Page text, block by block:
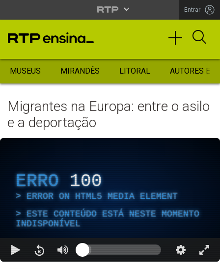
Entrar
MUSEUS MIRANDÊS LITORAL AUTORES
Migrantes na Europa: entre o asilo
e a deportação
ERRO 100
ERROR ON HTML5 MEDIA ELEMENT
ESTE CONTEÚDO ESTÁ NESTE MOMENTO
INDISPONÍVEL